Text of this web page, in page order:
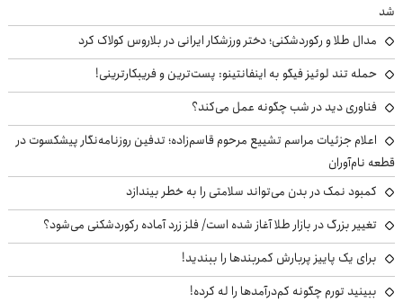
شد
مدال طلا و رکوردشکنی؛ دختر ورزشکار ایرانی در بلاروس کولاک کرد
حمله تند لوئیز فیگو به اینفانتینو: پست‌ترین و فریبکارترینی!
فناوری دید در شب چگونه عمل می‌کند؟
اعلام جزئیات مراسم تشییع مرحوم قاسم‌زاده؛ تدفین روزنامه‌نگار پیشکسوت در
قطعه نام‌آوران
کمبود نمک در بدن می‌تواند سلامتی را به خطر بیندازد
تغییر بزرگ در بازار طلا آغاز شده است/ فلز زرد آماده رکوردشکنی می‌شود؟
برای یک پاییز پربارش کمربندها را ببندید!
ببینید تورم چگونه کم‌درآمدها را له کرده!